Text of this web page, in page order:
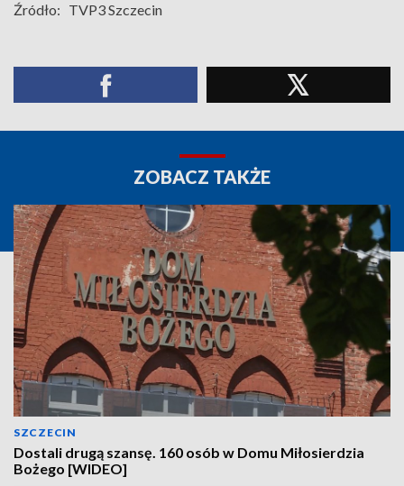
Źródło: TVP3 Szczecin
ZOBACZ TAKŻE
SZCZECIN
Dostali drugą szansę. 160 osób w Domu Miłosierdzia
Bożego [WIDEO]